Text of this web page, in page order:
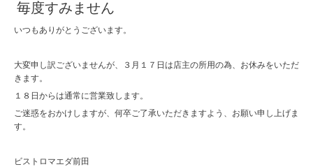
毎度すみません
いつもありがとうございます。
大変申し訳ございませんが、３月１７日は店主の所用の為、お休みをいただ
きます。
１８日からは通常に営業致します。
ご迷惑をおかけしますが、何卒ご了承いただきますよう、お願い申し上げま
す。
ビストロマエダ前田